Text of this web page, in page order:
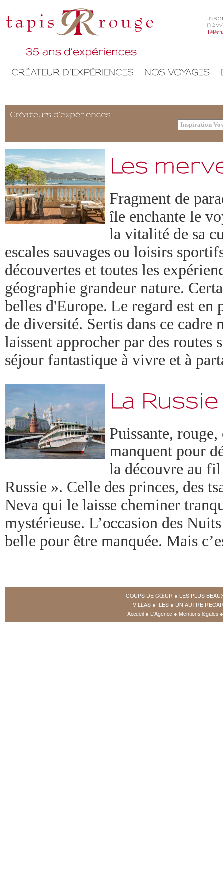
Fragment de
île enchante le
la vitalité de sa
escales sauvages ou loisirs
découvertes et toutes les
géographie grandeur nature.
belles d'Europe. Le regard est en
de diversité. Sertis dans ce cadre
laissent approcher par des routes
séjour fantastique à vivre et à
Puissante,
manquent pour
la découvre au
Russie ». Celle des princes, des
Neva qui le laisse cheminer
mystérieuse. L’occasion des
belle pour être manquée. Mais
COUPS DE CŒUR ● LES PLUS
VILLAS ● ÎLES ● UN AUTRE
Accueil ● L'Agence ● Mentions légales